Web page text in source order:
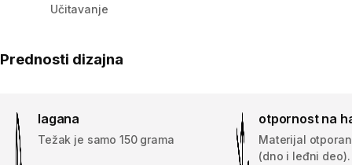
Učitavanje
Prednosti dizajna
lagana
Težak je samo 150 grama
otpornost na
Materijal
(dno i leđni